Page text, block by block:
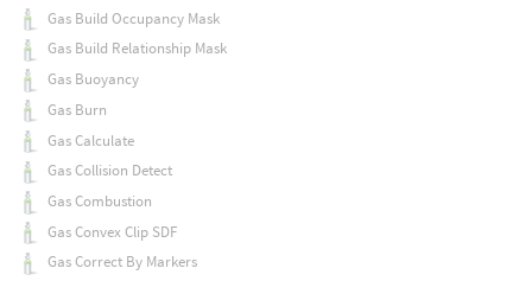
Gas Build Occupancy Mask
Gas Build Relationship Mask
Gas Buoyancy
Gas Burn
Gas Calculate
Gas Collision Detect
Gas Combustion
Gas Convex Clip SDF
Gas Correct By Markers